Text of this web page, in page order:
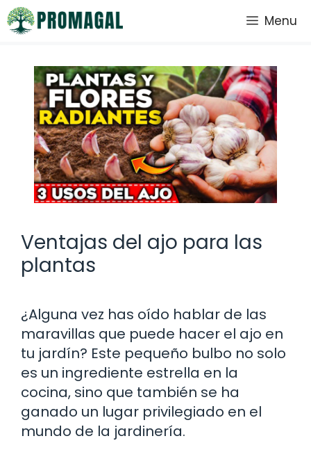
Saltar
al
Menu
Ventajas del ajo para las
plantas
¿Alguna vez has oído hablar de las
maravillas que puede hacer el ajo en
tu jardín? Este pequeño bulbo no solo
es un ingrediente estrella en la
cocina, sino que también se ha
ganado un lugar privilegiado en el
mundo de la jardinería.